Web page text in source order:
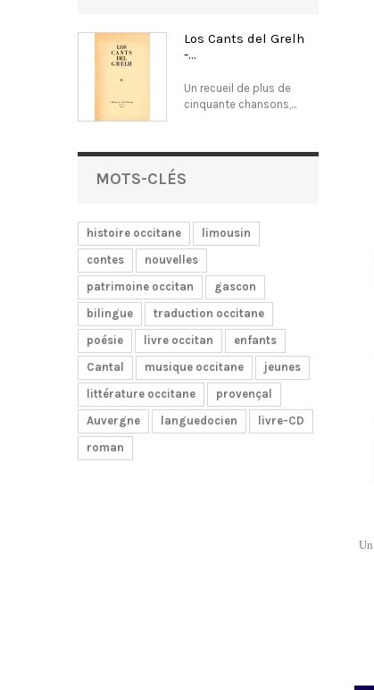
Los Cants del Grelh
-...
Un recueil de plus de
cinquante chansons,...
MOTS-CLÉS
histoire occitane
limousin
contes
nouvelles
patrimoine occitan
gascon
bilingue
traduction occitane
poésie
livre occitan
enfants
Cantal
musique occitane
jeunes
littérature occitane
provençal
Auvergne
languedocien
livre-CD
roman